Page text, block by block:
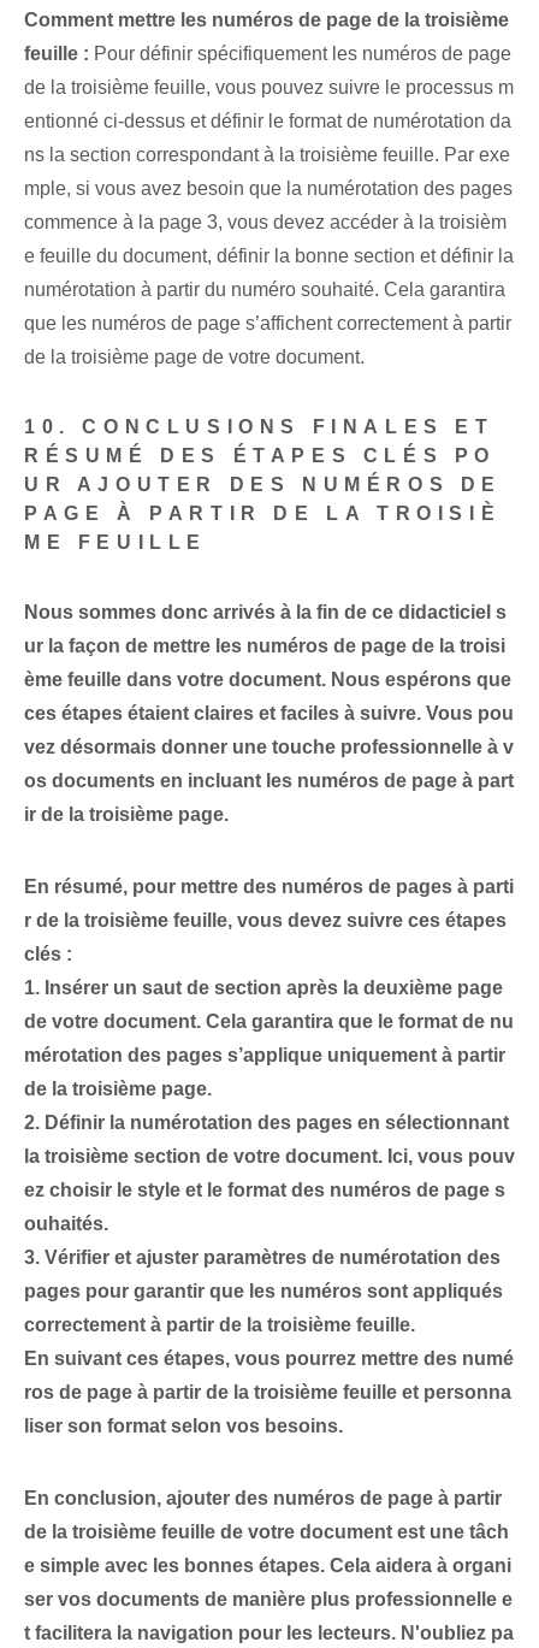
Comment mettre les numéros de page de la troisième
feuille : Pour définir spécifiquement les numéros de page
de la troisième feuille, vous pouvez suivre le processus m
entionné ci-dessus et définir le format de numérotation da
ns la section correspondant à la troisième feuille. Par exe
mple, si vous avez besoin que la numérotation des pages
commence à la page 3, vous devez accéder à la troisièm
e feuille du document, définir la bonne section et définir la
numérotation à partir du numéro souhaité. Cela garantira
que les numéros de page s’affichent correctement à partir
de la troisième page de votre document.
10. CONCLUSIONS FINALES ET
RÉSUMÉ DES ÉTAPES CLÉS PO
UR AJOUTER DES NUMÉROS DE
PAGE À PARTIR DE LA TROISIÈ
ME FEUILLE
Nous sommes donc arrivés à la fin de ce didacticiel s
ur la façon de mettre les numéros de page de la troisi
ème feuille dans votre document. Nous espérons que
ces étapes étaient claires et faciles à suivre. Vous pou
vez désormais donner une touche professionnelle à v
os documents en incluant les numéros de page à part
ir de la troisième page.
En résumé, pour mettre des numéros de pages à parti
r de la troisième feuille, vous devez suivre ces étapes
clés :
1. Insérer un saut de section après la deuxième page
de votre document. Cela garantira que le format de nu
mérotation des pages s’applique uniquement à partir
de la troisième page.
2. Définir la numérotation des pages en sélectionnant
la troisième section de votre document. Ici, vous pouv
ez choisir le style et le format des numéros de page s
ouhaités.
3. Vérifier et ajuster paramètres de numérotation des
pages pour garantir que les numéros sont appliqués
correctement à partir de la troisième feuille.
En suivant ces étapes, vous pourrez mettre des numé
ros de page à partir de la troisième feuille et personna
liser son format selon vos besoins.
En conclusion, ajouter des numéros de page à partir
de la troisième feuille de votre document est une tâch
e simple avec les bonnes étapes. Cela aidera à organi
ser vos documents de manière plus professionnelle e
t facilitera la navigation pour les lecteurs. N'oubliez pa